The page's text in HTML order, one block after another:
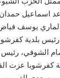
اسماعيل
الماري يوسف
بلدية
الشوفي، رئيس
كفرشوبا عزت